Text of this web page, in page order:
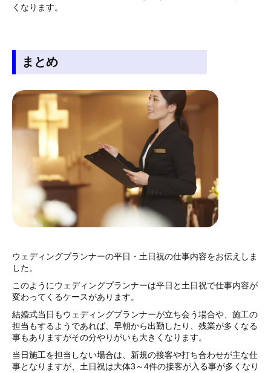
くなります。
まとめ
ウェディングプランナーの平日・土日祝の仕事内容をお伝えしま
した。
このようにウェディングプランナーは平日と土日祝で仕事内容が
変わってくるケースがあります。
結婚式当日もウェディングプランナーが立ち会う場合や、施工の
担当もするようであれば、早朝から出勤したり、残業が多くなる
事もありますがその分やりがいも大きくなります。
当日施工を担当しない場合は、新規の接客や打ち合わせが主な仕
事となりますが、土日祝は大体3～4件の接客が入る事が多くなり